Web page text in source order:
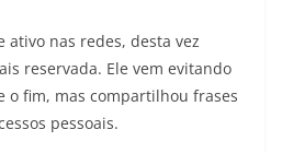
ativo nas redes, desta vez
reservada. Ele vem evitando
o fim, mas compartilhou frases
pessoais.